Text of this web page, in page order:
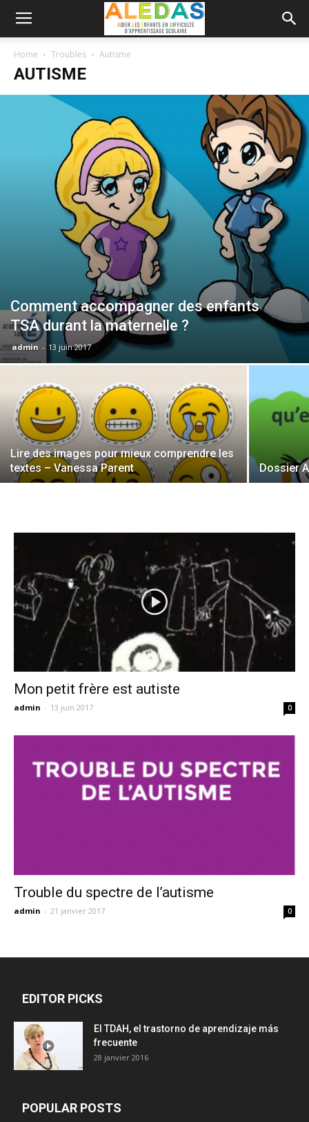
Home Troubles Autisme
AUTISME
Comment accompagner des enfants
TSA durant la maternelle ?
admin - 13 juin 2017
Lire des images pour mieux comprendre les
textes – Vanessa Parent
Dossier
Mon petit frère est autiste
admin - 13 juin 2017 0
Trouble du spectre de l’autisme
admin - 21 janvier 2017 0
EDITOR PICKS
El TDAH, el trastorno de aprendizaje más
frecuente
28 janvier 2016
POPULAR POSTS